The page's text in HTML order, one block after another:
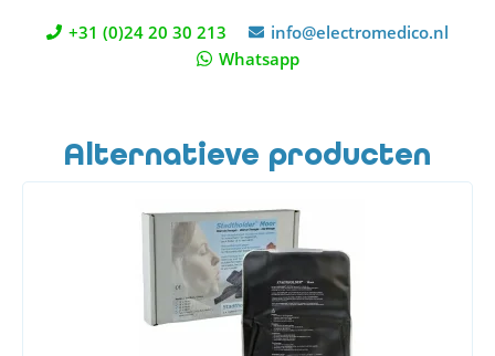
+31 (0)24 20 30 213
info@electromedico.nl
Whatsapp
Alternatieve producten